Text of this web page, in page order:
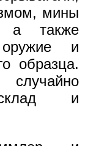
мины
а также
оружие и
образца.
и